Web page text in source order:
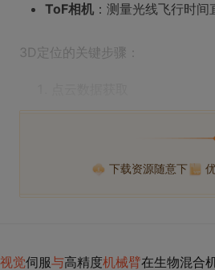
ToF相机 ：测量光线飞行时
3D定位的关键步骤：
下载资源随意下
视觉伺服与高精度机械臂在生物混合